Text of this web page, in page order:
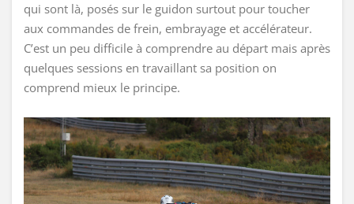
qui sont là, posés sur le guidon surtout pour toucher
aux commandes de frein, embrayage et accélérateur.
C’est un peu difficile à comprendre au départ mais après
quelques sessions en travaillant sa position on
comprend mieux le principe.